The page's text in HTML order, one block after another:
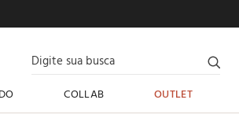
Digite sua busca
COLLAB OUTLET